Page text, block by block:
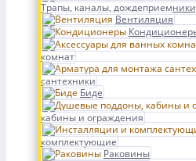
Трапы, каналы,
Вентиляция
комнат
сантехники
Биде
кабины и ограждения
комплектующие
Раковины